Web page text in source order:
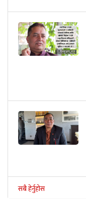
सबै हेर्नुहोस